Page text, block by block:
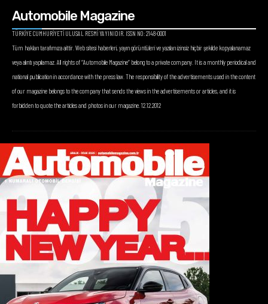
Automobile Magazine
TÜRKİYE CUMHURİYETİ ULUSAL RESMİ YAYINIDIR. ISSN NO: 2148-0001
Tüm hakları tarafımıza aittir. Web sitesi haberleri, yayın görüntüleri ve yazıları izinsiz hiçbir şekilde kopyalanamaz
veya alıntı yapılamaz. All rights of “Automobile Magazine” belong to a private company. It is a monthly periodical and
national publication in accordance with the press law. The responsibility of the advertisements used in the content
of our magazine belongs to the company that sends the views in the advertisements or articles, and it is
forbidden to quote the articles and photos in our magazine. 12.12.2012